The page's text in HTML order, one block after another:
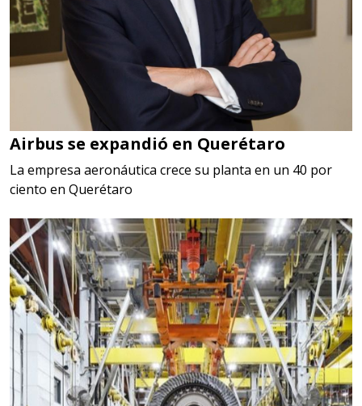
Airbus se expandió en Querétaro
La empresa aeronáutica crece su planta en un 40 por
ciento en Querétaro